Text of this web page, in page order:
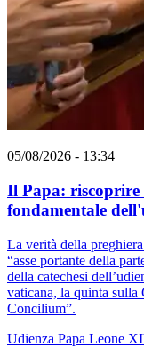
05/08/2026 - 13:34
Il Papa: riscoprire
fondamentale
La verità della
“asse portante della
della catechesi
vaticana, la quinta sulla
Concilium”.
Udienza Papa Leone